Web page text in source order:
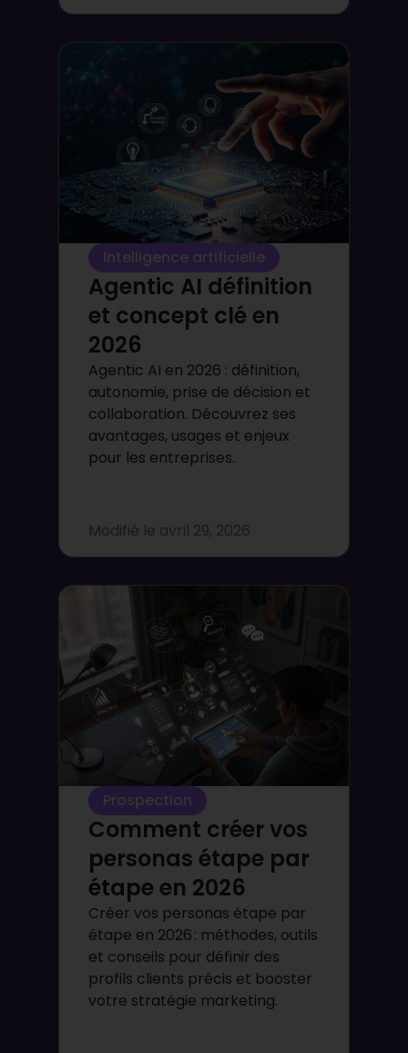
Intelligence artificielle
Agentic AI définition
et concept clé en
2026
Agentic AI en 2026 : définition,
autonomie, prise de décision et
collaboration. Découvrez ses
avantages, usages et enjeux
pour les entreprises.
Modifié le avril 29, 2026
Prospection
Comment créer vos
personas étape par
étape en 2026
Créer vos personas étape par
étape en 2026 : méthodes, outils
et conseils pour définir des
profils clients précis et booster
votre stratégie marketing.